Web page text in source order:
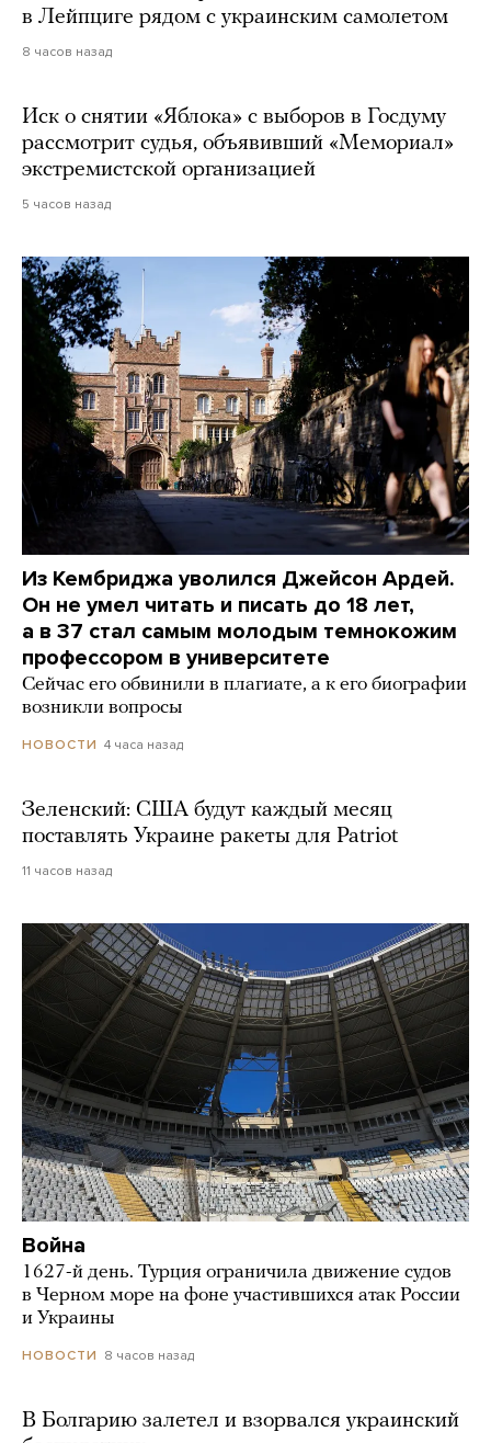
в Лейпциге рядом с украинским самолетом
8 часов назад
Иск о снятии «Яблока» с выборов в Госдуму
рассмотрит судья, объявивший «Мемориал»
экстремистской организацией
5 часов назад
Из Кембриджа уволился Джейсон Ардей.
Он не умел читать и писать до 18 лет,
а в 37 стал самым молодым темнокожим
профессором в университете
Сейчас его обвинили в плагиате, а к его биографии
возникли вопросы
НОВОСТИ 4 часа назад
Зеленский: США будут каждый месяц
поставлять Украине ракеты для Patriot
11 часов назад
Война
1627-й день. Турция ограничила движение судов
в Черном море на фоне участившихся атак России
и Украины
НОВОСТИ 8 часов назад
В Болгарию залетел и взорвался украинский